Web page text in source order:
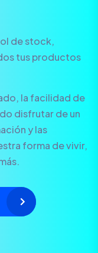
de stock,
tus productos
la facilidad de
disfrutar de un
y las
forma de vivir,